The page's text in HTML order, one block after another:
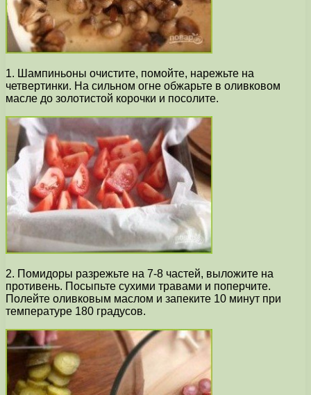
1. Шампиньоны очистите, помойте, нарежьте на
четвертинки. На сильном огне обжарьте в оливковом
масле до золотистой корочки и посолите.
2. Помидоры разрежьте на 7-8 частей, выложите на
противень. Посыпьте сухими травами и поперчите.
Полейте оливковым маслом и запеките 10 минут при
температуре 180 градусов.